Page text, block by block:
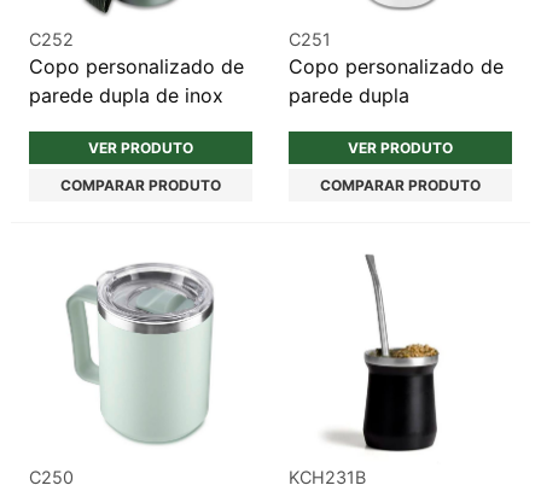
C252
Copo personalizado de
parede dupla de inox
VER PRODUTO
COMPARAR PRODUTO
C251
Copo personalizado de
parede dupla
VER PRODUTO
COMPARAR PRODUTO
C250 KCH231B